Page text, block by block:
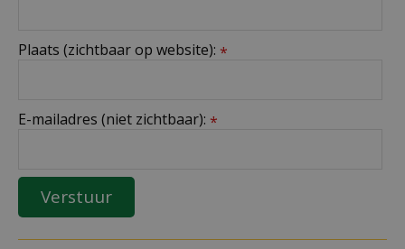
Plaats (zichtbaar op website): *
E-mailadres (niet zichtbaar): *